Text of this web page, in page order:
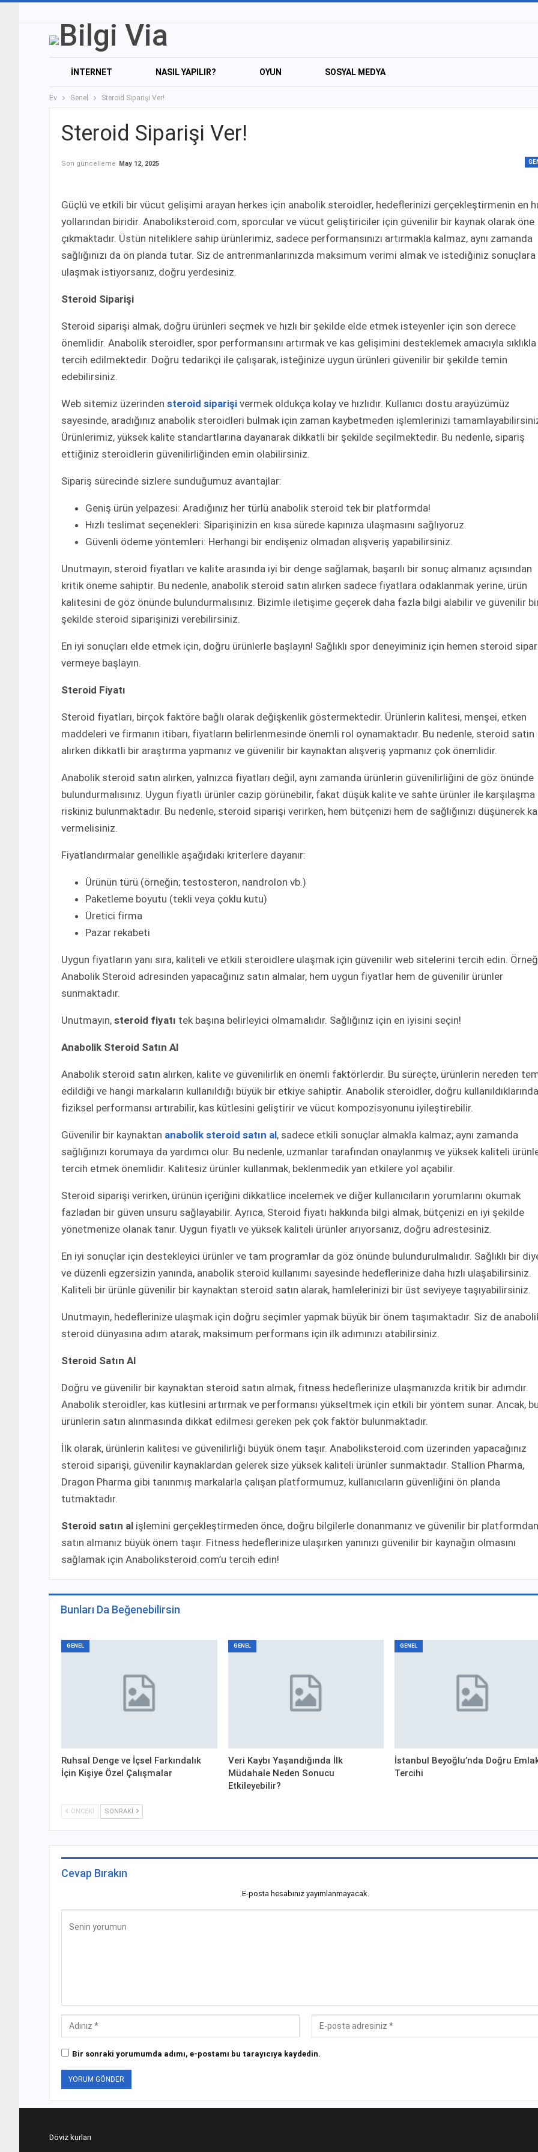
İNTERNET NASIL YAPILIR? OYUN SOSYAL MEDYA
Ev Genel Steroid Siparişi Ver!
Steroid Siparişi Ver!
Son güncelleme May 12, 2025
Güçlü ve etkili bir vücut gelişimi arayan herkes için anabolik steroidler, hedeflerinizi gerçekleştirmenin en
yollarından biridir. Anaboliksteroid.com, sporcular ve vücut geliştiriciler için güvenilir bir kaynak olarak öne
çıkmaktadır. Üstün niteliklere sahip ürünlerimiz, sadece performansınızı artırmakla kalmaz, aynı zamanda
sağlığınızı da ön planda tutar. Siz de antrenmanlarınızda maksimum verimi almak ve istediğiniz sonuçlara
ulaşmak istiyorsanız, doğru yerdesiniz.
Steroid Siparişi
Steroid siparişi almak, doğru ürünleri seçmek ve hızlı bir şekilde elde etmek isteyenler için son derece
önemlidir. Anabolik steroidler, spor performansını artırmak ve kas gelişimini desteklemek amacıyla sıklıkla
tercih edilmektedir. Doğru tedarikçi ile çalışarak, isteğinize uygun ürünleri güvenilir bir şekilde temin
edebilirsiniz.
Web sitemiz üzerinden steroid siparişi vermek oldukça kolay ve hızlıdır. Kullanıcı dostu arayüzümüz
sayesinde, aradığınız anabolik steroidleri bulmak için zaman kaybetmeden işlemlerinizi
Ürünlerimiz, yüksek kalite standartlarına dayanarak dikkatli bir şekilde seçilmektedir. Bu nedenle, sipariş
ettiğiniz steroidlerin güvenilirliğinden emin olabilirsiniz.
Sipariş sürecinde sizlere sunduğumuz avantajlar:
Geniş ürün yelpazesi: Aradığınız her türlü anabolik steroid tek bir platformda!
Hızlı teslimat seçenekleri: Siparişinizin en kısa sürede kapınıza ulaşmasını sağlıyoruz.
Güvenli ödeme yöntemleri: Herhangi bir endişeniz olmadan alışveriş yapabilirsiniz.
Unutmayın, steroid fiyatları ve kalite arasında iyi bir denge sağlamak, başarılı bir sonuç almanız açısından
kritik öneme sahiptir. Bu nedenle, anabolik steroid satın alırken sadece fiyatlara odaklanmak yerine, ürün
kalitesini de göz önünde bulundurmalısınız. Bizimle iletişime geçerek daha fazla bilgi alabilir ve güvenilir
şekilde steroid siparişinizi verebilirsiniz.
En iyi sonuçları elde etmek için, doğru ürünlerle başlayın! Sağlıklı spor deneyiminiz için hemen steroid
vermeye başlayın.
Steroid Fiyatı
Steroid fiyatları, birçok faktöre bağlı olarak değişkenlik göstermektedir. Ürünlerin kalitesi, menşei, etken
maddeleri ve firmanın itibarı, fiyatların belirlenmesinde önemli rol oynamaktadır. Bu nedenle, steroid satın
alırken dikkatli bir araştırma yapmanız ve güvenilir bir kaynaktan alışveriş yapmanız çok önemlidir.
Anabolik steroid satın alırken, yalnızca fiyatları değil, aynı zamanda ürünlerin güvenilirliğini de göz önünde
bulundurmalısınız. Uygun fiyatlı ürünler cazip görünebilir, fakat düşük kalite ve sahte ürünler ile karşılaşma
riskiniz bulunmaktadır. Bu nedenle, steroid siparişi verirken, hem bütçenizi hem de sağlığınızı düşünerek
vermelisiniz.
Fiyatlandırmalar genellikle aşağıdaki kriterlere dayanır:
Ürünün türü (örneğin; testosteron, nandrolon vb.)
Paketleme boyutu (tekli veya çoklu kutu)
Üretici firma
Pazar rekabeti
Uygun fiyatların yanı sıra, kaliteli ve etkili steroidlere ulaşmak için güvenilir web sitelerini tercih edin.
Anabolik Steroid adresinden yapacağınız satın almalar, hem uygun fiyatlar hem de güvenilir ürünler
sunmaktadır.
Unutmayın, steroid fiyatı tek başına belirleyici olmamalıdır. Sağlığınız için en iyisini seçin!
Anabolik Steroid Satın Al
Anabolik steroid satın alırken, kalite ve güvenilirlik en önemli faktörlerdir. Bu süreçte, ürünlerin nereden
edildiği ve hangi markaların kullanıldığı büyük bir etkiye sahiptir. Anabolik steroidler, doğru kullanıldıklarında
fiziksel performansı artırabilir, kas kütlesini geliştirir ve vücut kompozisyonunu iyileştirebilir.
Güvenilir bir kaynaktan anabolik steroid satın al, sadece etkili sonuçlar almakla kalmaz; aynı zamanda
sağlığınızı korumaya da yardımcı olur. Bu nedenle, uzmanlar tarafından onaylanmış ve yüksek kaliteli
tercih etmek önemlidir. Kalitesiz ürünler kullanmak, beklenmedik yan etkilere yol açabilir.
Steroid siparişi verirken, ürünün içeriğini dikkatlice incelemek ve diğer kullanıcıların yorumlarını okumak
fazladan bir güven unsuru sağlayabilir. Ayrıca, Steroid fiyatı hakkında bilgi almak, bütçenizi en iyi şekilde
yönetmenize olanak tanır. Uygun fiyatlı ve yüksek kaliteli ürünler arıyorsanız, doğru adrestesiniz.
En iyi sonuçlar için destekleyici ürünler ve tam programlar da göz önünde bulundurulmalıdır. Sağlıklı bir
ve düzenli egzersizin yanında, anabolik steroid kullanımı sayesinde hedeflerinize daha hızlı ulaşabilirsiniz.
Kaliteli bir ürünle güvenilir bir kaynaktan steroid satın alarak, hamlelerinizi bir üst seviyeye taşıyabilirsiniz.
Unutmayın, hedeflerinize ulaşmak için doğru seçimler yapmak büyük bir önem taşımaktadır. Siz de
steroid dünyasına adım atarak, maksimum performans için ilk adımınızı atabilirsiniz.
Steroid Satın Al
Doğru ve güvenilir bir kaynaktan steroid satın almak, fitness hedeflerinize ulaşmanızda kritik bir adımdır.
Anabolik steroidler, kas kütlesini artırmak ve performansı yükseltmek için etkili bir yöntem sunar. Ancak,
ürünlerin satın alınmasında dikkat edilmesi gereken pek çok faktör bulunmaktadır.
İlk olarak, ürünlerin kalitesi ve güvenilirliği büyük önem taşır. Anaboliksteroid.com üzerinden yapacağınız
steroid siparişi, güvenilir kaynaklardan gelerek size yüksek kaliteli ürünler sunmaktadır. Stallion Pharma,
Dragon Pharma gibi tanınmış markalarla çalışan platformumuz, kullanıcıların güvenliğini ön planda
tutmaktadır.
Steroid satın al işlemini gerçekleştirmeden önce, doğru bilgilerle donanmanız ve güvenilir bir platformdan
satın almanız büyük önem taşır. Fitness hedeflerinize ulaşırken yanınızı güvenilir bir kaynağın olmasını
sağlamak için Anaboliksteroid.com’u tercih edin!
Bunları Da Beğenebilirsin
GENEL
Ruhsal Denge ve İçsel Farkındalık
İçin Kişiye Özel Çalışmalar
GENEL
Veri Kaybı Yaşandığında İlk
Müdahale Neden Sonucu
Etkileyebilir?
GENEL
İstanbul Beyoğlu’nda Doğru
Tercihi
ÖNCEKI SONRAKI
Cevap Bırakın
E-posta hesabınız yayımlanmayacak.
Bir sonraki yorumumda adımı, e-postamı bu tarayıcıya kaydedin.
Döviz kurları